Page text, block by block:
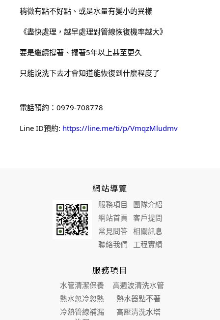
稍微有點不好點、或是水量有變小的異樣
《盡快處理，越早處理對管線恢復機率越大》
要是繼續撐著、擱著5年以上甚至更久
只能說洗下去才會知道能恢復到什麼程度了
電話預約：0979-708778
Line ID預約: https://line.me/ti/p/VmqzMludmv
網站導覽
服務項目
團隊介紹
網站首頁
客戶提問
常見問答
相關訊息
聯絡我們
工程實績
服務項目
水管清潔保養
高週波清洗水管
熱水忽冷忽熱
熱水器點不著
冷熱管線補漏
高壓清洗水塔